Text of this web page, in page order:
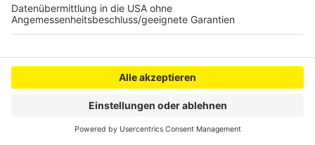
ausmacht und welche Risikofaktoren wir selbst
beeinflussen können. Im Mittelpunkt stehen außerdem
Herzrhythmusstörungen und Herzschwäche. Professor
Öner erklärt verständlich, woran man Warnsignale
aussehen und welche schonenden
Behandlungsmethoden am Klinikum Leverkusen zum